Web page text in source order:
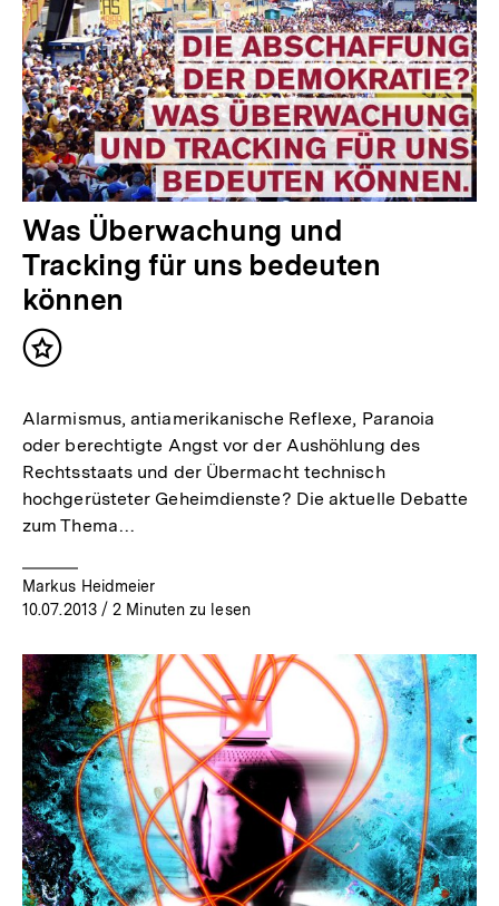
Was Überwachung und
Tracking für uns bedeuten
können
Inhalt
Alarmismus, antiamerikanische Reflexe, Paranoia
oder berechtigte Angst vor der Aushöhlung des
Rechtsstaats und der Übermacht technisch
hochgerüsteter Geheimdienste? Die aktuelle Debatte
zum Thema…
Markus Heidmeier
10.07.2013/ 2 Minuten zu lesen